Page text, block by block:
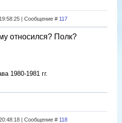
| Сообщение # 117
относился? Полк?
1980-1981 гг.
| Сообщение # 118